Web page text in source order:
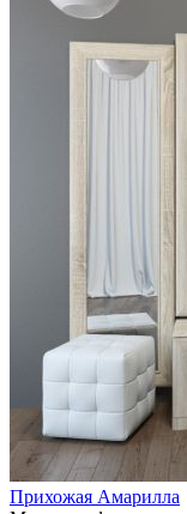
Прихожая Амарилла